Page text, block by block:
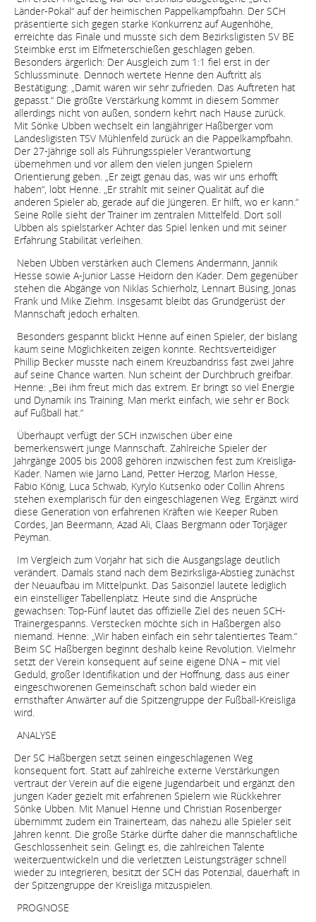
Länder-Pokal“ auf der heimischen Pappelkampfbahn. Der SCH
präsentierte sich gegen starke Konkurrenz auf Augenhöhe,
erreichte das Finale und musste sich dem Bezirksligisten SV BE
Steimbke erst im Elfmeterschießen geschlagen geben.
Besonders ärgerlich: Der Ausgleich zum 1:1 fiel erst in der
Schlussminute. Dennoch wertete Henne den Auftritt als
Bestätigung: „Damit waren wir sehr zufrieden. Das Auftreten hat
gepasst.“ Die größte Verstärkung kommt in diesem Sommer
allerdings nicht von außen, sondern kehrt nach Hause zurück.
Mit Sönke Ubben wechselt ein langjähriger Haßberger vom
Landesligisten TSV Mühlenfeld zurück an die Pappelkampfbahn.
Der 27-Jährige soll als Führungsspieler Verantwortung
übernehmen und vor allem den vielen jungen Spielern
Orientierung geben. „Er zeigt genau das, was wir uns erhofft
haben“, lobt Henne. „Er strahlt mit seiner Qualität auf die
anderen Spieler ab, gerade auf die Jüngeren. Er hilft, wo er kann.“
Seine Rolle sieht der Trainer im zentralen Mittelfeld. Dort soll
Ubben als spielstarker Achter das Spiel lenken und mit seiner
Erfahrung Stabilität verleihen.
Neben Ubben verstärken auch Clemens Andermann, Jannik
Hesse sowie A-Junior Lasse Heidorn den Kader. Dem gegenüber
stehen die Abgänge von Niklas Schierholz, Lennart Büsing, Jonas
Frank und Mike Ziehm. Insgesamt bleibt das Grundgerüst der
Mannschaft jedoch erhalten.
Besonders gespannt blickt Henne auf einen Spieler, der bislang
kaum seine Möglichkeiten zeigen konnte. Rechtsverteidiger
Phillip Becker musste nach einem Kreuzbandriss fast zwei Jahre
auf seine Chance warten. Nun scheint der Durchbruch greifbar.
Henne: „Bei ihm freut mich das extrem. Er bringt so viel Energie
und Dynamik ins Training. Man merkt einfach, wie sehr er Bock
auf Fußball hat.“
Überhaupt verfügt der SCH inzwischen über eine
bemerkenswert junge Mannschaft. Zahlreiche Spieler der
Jahrgänge 2005 bis 2008 gehören inzwischen fest zum Kreisliga-
Kader. Namen wie Jarno Land, Petter Herzog, Marlon Hesse,
Fabio König, Luca Schwab, Kyrylo Kutsenko oder Collin Ahrens
stehen exemplarisch für den eingeschlagenen Weg. Ergänzt wird
diese Generation von erfahrenen Kräften wie Keeper Ruben
Cordes, Jan Beermann, Azad Ali, Claas Bergmann oder Torjäger
Peyman.
Im Vergleich zum Vorjahr hat sich die Ausgangslage deutlich
verändert. Damals stand nach dem Bezirksliga-Abstieg zunächst
der Neuaufbau im Mittelpunkt. Das Saisonziel lautete lediglich
ein einstelliger Tabellenplatz. Heute sind die Ansprüche
gewachsen: Top-Fünf lautet das offizielle Ziel des neuen SCH-
Trainergespanns. Verstecken möchte sich in Haßbergen also
niemand. Henne: „Wir haben einfach ein sehr talentiertes Team.“
Beim SC Haßbergen beginnt deshalb keine Revolution. Vielmehr
setzt der Verein konsequent auf seine eigene DNA – mit viel
Geduld, großer Identifikation und der Hoffnung, dass aus einer
eingeschworenen Gemeinschaft schon bald wieder ein
ernsthafter Anwärter auf die Spitzengruppe der Fußball-Kreisliga
wird.
ANALYSE
Der SC Haßbergen setzt seinen eingeschlagenen Weg
konsequent fort. Statt auf zahlreiche externe Verstärkungen
vertraut der Verein auf die eigene Jugendarbeit und ergänzt den
jungen Kader gezielt mit erfahrenen Spielern wie Rückkehrer
Sönke Ubben. Mit Manuel Henne und Christian Rosenberger
übernimmt zudem ein Trainerteam, das nahezu alle Spieler seit
Jahren kennt. Die große Stärke dürfte daher die mannschaftliche
Geschlossenheit sein. Gelingt es, die zahlreichen Talente
weiterzuentwickeln und die verletzten Leistungsträger schnell
wieder zu integrieren, besitzt der SCH das Potenzial, dauerhaft in
der Spitzengruppe der Kreisliga mitzuspielen.
PROGNOSE